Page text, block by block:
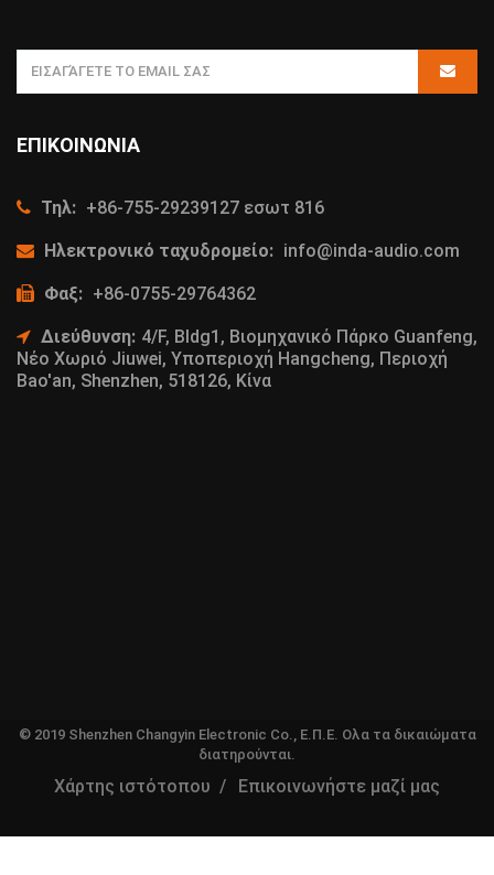
ΕΠΙΚΟΙΝΩΝΊΑ
Τηλ: +86-755-29239127 εσωτ 816
Ηλεκτρονικό ταχυδρομείο: info@inda-audio.com
Φαξ: +86-0755-29764362
Διεύθυνση: 4/F, Bldg1, Βιομηχανικό Πάρκο Guanfeng,
Νέο Χωριό Jiuwei, Υποπεριοχή Hangcheng, Περιοχή
Bao'an, Shenzhen, 518126, Κίνα
© 2019 Shenzhen Changyin Electronic Co., Ε.Π.Ε. Ολα τα δικαιώματα
διατηρούνται.
Χάρτης ιστότοπου Επικοινωνήστε μαζί μας